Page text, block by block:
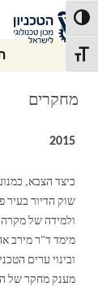
דלג לתוכן
דלג לניווט
הפעל/כבה ניגודיות
מתג גודל גופן
לאתר הטכניון
מחקרים
2015
כיצד הצבא,
שוק הדיור בעיר
ולמידה של
מימד ד"ר מירב
ובינוי ערים
מענק מחקר של